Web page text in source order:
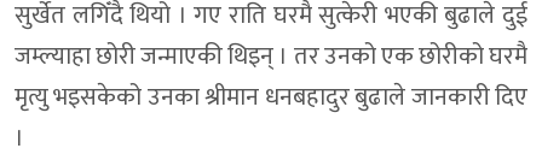
सुर्खेत लगिँदै थियो । गए राति घरमै सुत्केरी भएकी बुढाले दुई
जम्ल्याहा छोरी जन्माएकी थिइन् । तर उनको एक छोरीको घरमै
मृत्यु भइसकेको उनका श्रीमान धनबहादुर बुढाले जानकारी दिए
।